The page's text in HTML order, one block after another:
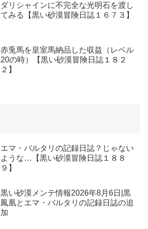
ダリシャインに不完全な光明石を渡し
てみる【黒い砂漠冒険日誌１６７３】
赤兎馬を皇室馬納品した収益（レベル
20の時）【黒い砂漠冒険日誌１８２
２】
エマ・バルタリの記録日誌？じゃない
ような…【黒い砂漠冒険日誌１８８
９】
黒い砂漠メンテ情報2026年8月6日|黒
鳳凰とエマ・バルタリの記録日誌の追
加